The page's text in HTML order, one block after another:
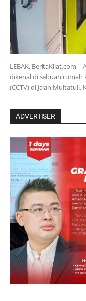
‎LEBAK, BeritaKilat.com
dikenal di sebuah rumah
(CCTV) di Jalan Multatuli,
ADVERTISER